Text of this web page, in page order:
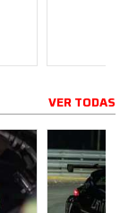
VER TODAS